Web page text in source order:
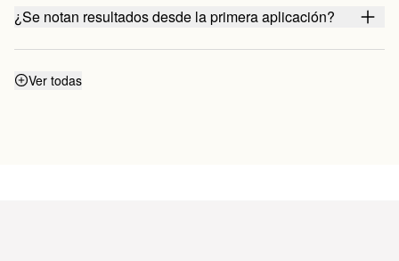
¿Se notan resultados desde la primera aplicación?
¿Funciona aunque no cuide mi alimentación y no haga
Ver todas